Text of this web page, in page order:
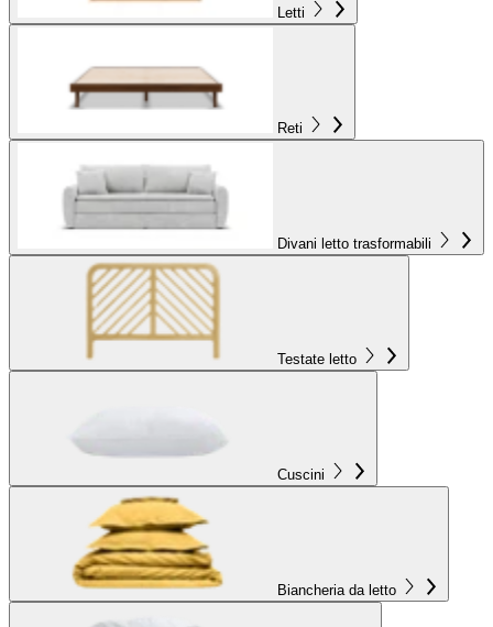
Letti
Reti
Divani letto trasformabili
Testate letto
Cuscini
Biancheria da letto